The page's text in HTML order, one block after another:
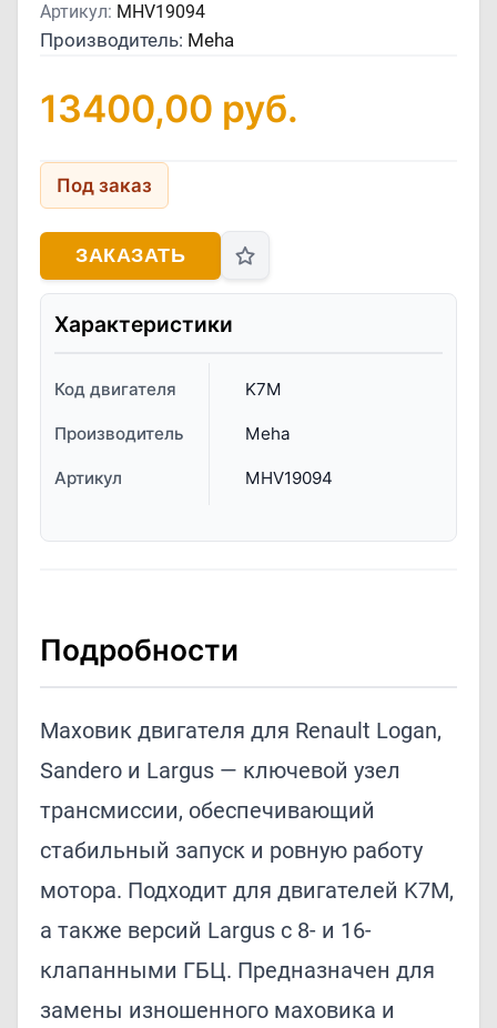
Артикул: MHV19094
Производитель: Meha
13400,00 руб.
Под заказ
ЗАКАЗАТЬ
Характеристики
Код двигателя K7M
Производитель Meha
Артикул MHV19094
Подробности
Маховик двигателя для Renault Logan,
Sandero и Largus — ключевой узел
трансмиссии, обеспечивающий
стабильный запуск и ровную работу
мотора. Подходит для двигателей K7M,
а также версий Largus с 8- и 16-
клапанными ГБЦ. Предназначен для
замены изношенного маховика и